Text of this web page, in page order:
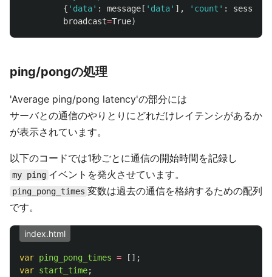
{ ' data' : message [ ' data' ], ' count ' : session
broadcast=True)
ping/pongの処理
'Average ping/pong latency'の部分には
サーバとの通信のやりとりにどれだけレイテンシがあるか
が表示されています。
以下のコードでは1秒ごとに通信の開始時間を記録し
my ping イベントを発火させています。
ping_pong_times 変数は過去の通信を格納するための配列
です。
index.html
var ping_pong_times =
[];
var start_time;